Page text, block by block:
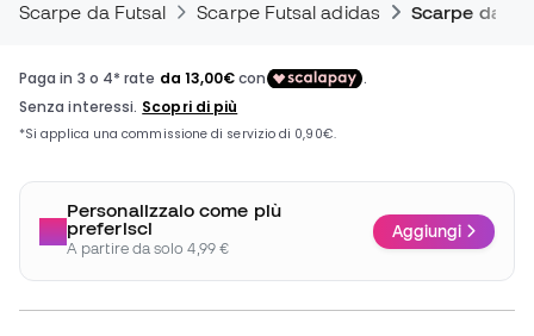
Scarpe da Futsal Scarpe Futsal adidas Scarpe da
Personalizzalo come più
preferisci
A partire da solo 4,99 €
Aggiungi